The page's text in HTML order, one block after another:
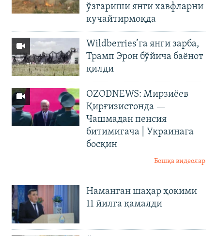
ўзгариши янги хавфларни
кучайтирмоқда
Wildberries’га янги зарба,
Трамп Эрон бўйича баёнот
қилди
OZODNEWS: Мирзиёев
Қирғизистонда —
Чашмадан пенсия
битимигача | Украинага
босқин
Бошқа видеолар
Наманган шаҳар ҳокими
11 йилга қамалди